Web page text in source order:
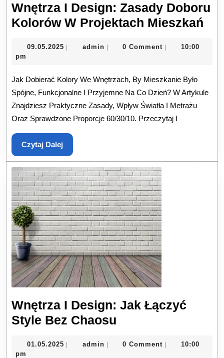
Wnętrza I Design: Zasady Doboru
Kolorów W Projektach Mieszkań
09.05.2025 09.05.2025
adminadmin0 Comment
10:00
pm
Jak Dobierać Kolory We Wnętrzach, By Mieszkanie Było
Spójne, Funkcjonalne I Przyjemne Na Co Dzień? W Artykule
Znajdziesz Praktyczne Zasady, Wpływ Światła I Metrażu
Oraz Sprawdzone Proporcje 60/30/10. Przeczytaj I
Czytaj DalejCzytaj
Dalej
Wnętrza I Design: Jak Łączyć
Style Bez Chaosu
Design:
01.05.2025 01.05.2025
| adminadmin
| 0 Comment |
10:00
pm